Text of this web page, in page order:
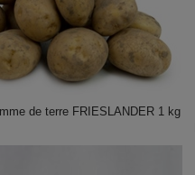
de terre FRIESLANDER 1 kg